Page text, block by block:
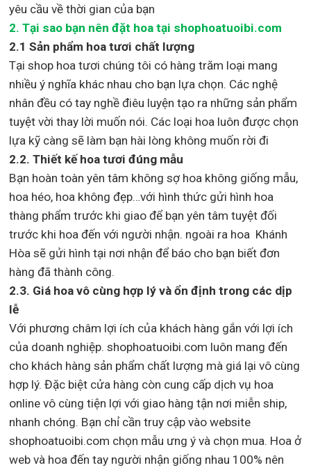
yêu cầu về thời gian của bạn
2. Tại sao bạn nên đặt hoa tại shophoatuoibi.com
2.1 Sản phẩm hoa tươi chất lượng
Tại shop hoa tươi chúng tôi có hàng trăm loại mang
nhiều ý nghĩa khác nhau cho bạn lựa chọn. Các nghệ
nhân đều có tay nghề điêu luyện tạo ra những sản phẩm
tuyệt vời thay lời muốn nói. Các loại hoa luôn được chọn
lựa kỹ càng sẽ làm bạn hài lòng không muốn rời đi
2.2. Thiết kế hoa tươi đúng mẫu
Bạn hoàn toàn yên tâm không sợ hoa không giống mẫu,
hoa héo, hoa không đẹp…với hình thức gửi hình hoa
thàng phẩm trước khi giao để bạn yên tâm tuyệt đối
trước khi hoa đến với người nhận. ngoài ra hoa Khánh
Hòa sẽ gửi hình tại nơi nhận để báo cho bạn biết đơn
hàng đã thành công.
2.3. Giá hoa vô cùng hợp lý và ổn định trong các dịp
lễ
Với phương châm lợi ích của khách hàng gắn với lợi ích
của doanh nghiệp. shophoatuoibi.com luôn mang đến
cho khách hàng sản phẩm chất lượng mà giá lại vô cùng
hợp lý. Đặc biệt cửa hàng còn cung cấp dịch vụ hoa
online vô cùng tiện lợi với giao hàng tận nơi miễn ship,
nhanh chóng. Bạn chỉ cần truy cập vào website
shophoatuoibi.com chọn mẫu ưng ý và chọn mua. Hoa ở
web và hoa đến tay người nhận giống nhau 100% nên